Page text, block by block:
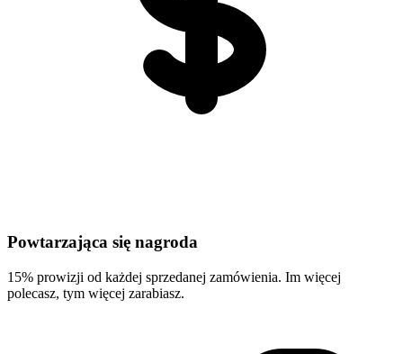
Powtarzająca się nagroda
15% prowizji od każdej sprzedanej zamówienia. Im więcej
polecasz, tym więcej zarabiasz.